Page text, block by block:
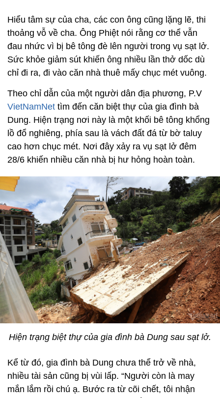
Hiểu tâm sự của cha, các con ông cũng lặng lẽ, thi
thoảng vỗ về cha. Ông Phiệt nói rằng cơ thể vẫn
đau nhức vì bị bê tông đè lên người trong vụ sạt lở.
Sức khỏe giảm sút khiến ông nhiều lần thở dốc dù
chỉ đi ra, đi vào căn nhà thuê mấy chục mét vuông.
Theo chỉ dẫn của một người dân địa phương, P.V
VietNamNet tìm đến căn biệt thự của gia đình bà
Dung. Hiện trạng nơi này là một khối bê tông khổng
lồ đổ nghiêng, phía sau là vách đất đá từ bờ taluy
cao hơn chục mét. Nơi đây xảy ra vụ sạt lở đêm
28/6 khiến nhiều căn nhà bị hư hỏng hoàn toàn.
Hiện trạng biệt thự của gia đình bà Dung sau sạt lở.
Kể từ đó, gia đình bà Dung chưa thể trở về nhà,
nhiều tài sản cũng bị vùi lấp. “Người còn là may
mắn lắm rồi chú ạ. Bước ra từ cõi chết, tôi nhận